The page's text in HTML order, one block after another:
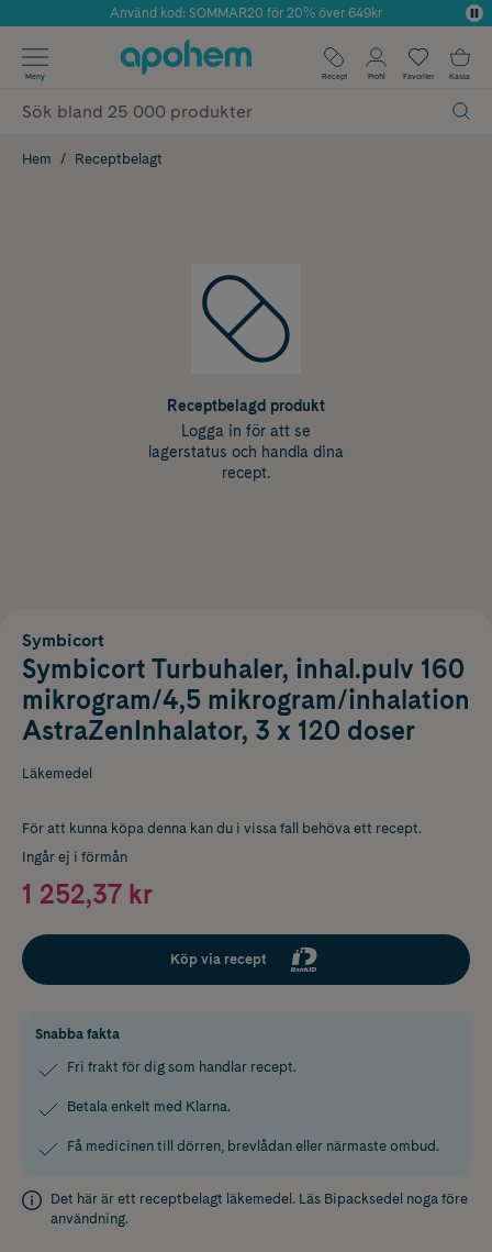
Använd kod: SOMMAR20 för 20% över 649kr
✓ Fri frakt
✓ Poäng på alla köp*
Meny Recept Profil Favoriter Kassa
Hem Receptbelagt
Receptbelagd produkt
Logga in för att se
lagerstatus och handla dina
recept.
Symbicort
Symbicort Turbuhaler, inhal.pulv 160
mikrogram/4,5 mikrogram/inhalation
AstraZenInhalator, 3 x 120 doser
Läkemedel
För att kunna köpa denna kan du i vissa fall behöva ett recept.
Ingår ej i förmån
1 252,37 kr
Köp via recept
Snabba fakta
Fri frakt för dig som handlar recept.
Betala enkelt med Klarna.
Få medicinen till dörren, brevlådan eller närmaste ombud.
Det här är ett receptbelagt läkemedel. Läs Bipacksedel noga före
användning.